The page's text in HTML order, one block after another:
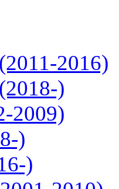
2016)
)
2009)
)
)